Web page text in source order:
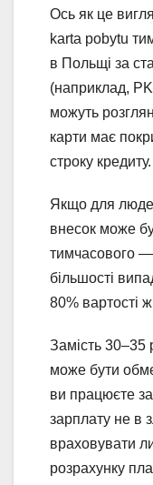
Ось як це
karta pobytu
в Польщі за
(наприклад,
можуть
карти має
строку кредиту.
Якщо для
внесок може
тимчасового
більшості
80% вартості
Замість 30–35
може бути
ви працюєте
зарплату не в
враховувати
розрахунку